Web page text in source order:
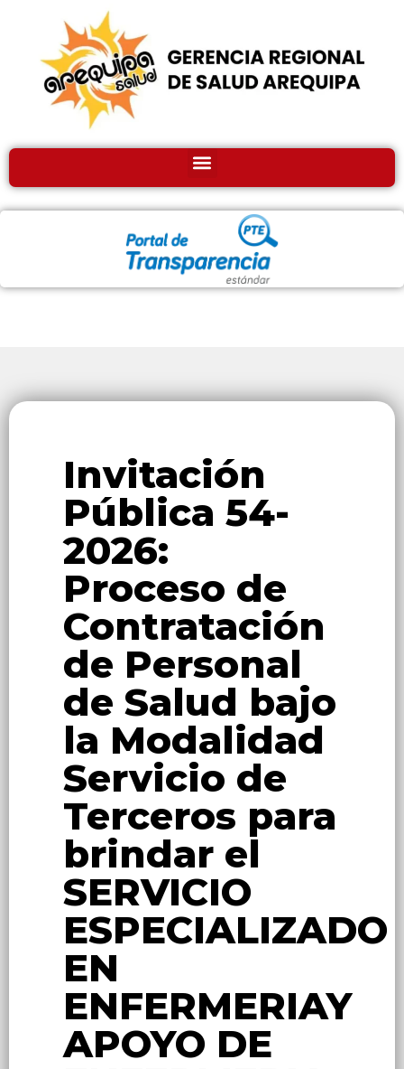
Invitación
Pública 54-
2026:
Proceso de
Contratación
de Personal
de Salud bajo
la Modalidad
Servicio de
Terceros para
brindar el
SERVICIO
ESPECIALIZADO
EN
ENFERMERIAY
APOYO DE